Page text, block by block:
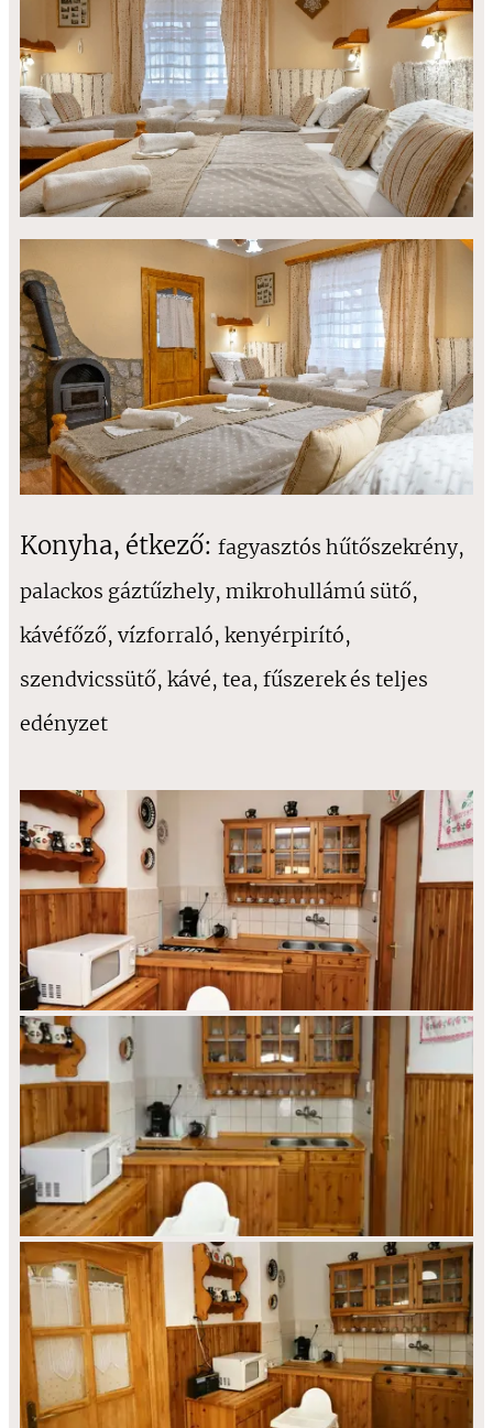
Konyha, étkező: fagyasztós hűtőszekrény,
palackos gáztűzhely, mikrohullámú sütő,
kávéfőző, vízforraló, kenyérpirító,
szendvicssütő, kávé, tea, fűszerek és teljes
edényzet